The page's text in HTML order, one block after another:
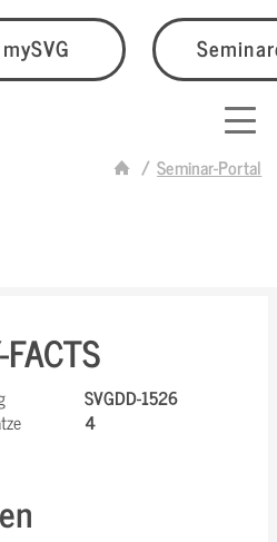
mySVG
Seminar-Portal
SVGDD-1526
4